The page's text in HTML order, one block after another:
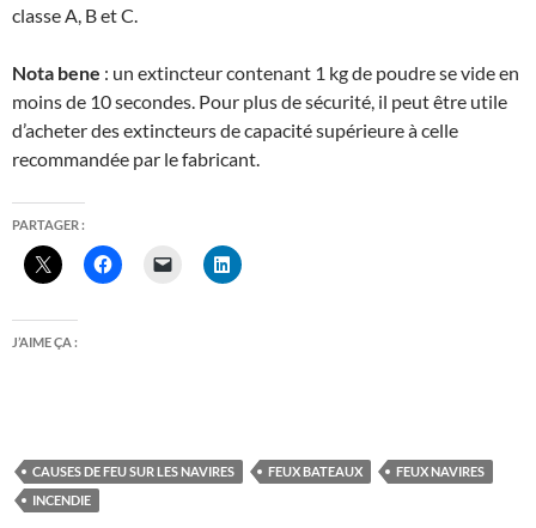
classe A, B et C.
Nota bene : un extincteur contenant 1 kg de poudre se vide en
moins de 10 secondes. Pour plus de sécurité, il peut être utile
d’acheter des extincteurs de capacité supérieure à celle
recommandée par le fabricant.
PARTAGER :
J’AIME ÇA :
CAUSES DE FEU SUR LES NAVIRES FEUX BATEAUX
FEUX NAVIRES
INCENDIE